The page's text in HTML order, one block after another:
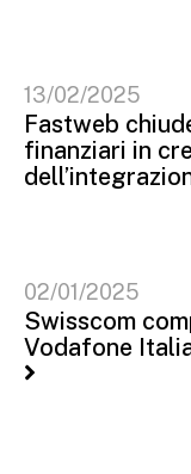
13/02/2025
Fastweb
finanziari in
02/01/2025
Swisscom
Vodafone